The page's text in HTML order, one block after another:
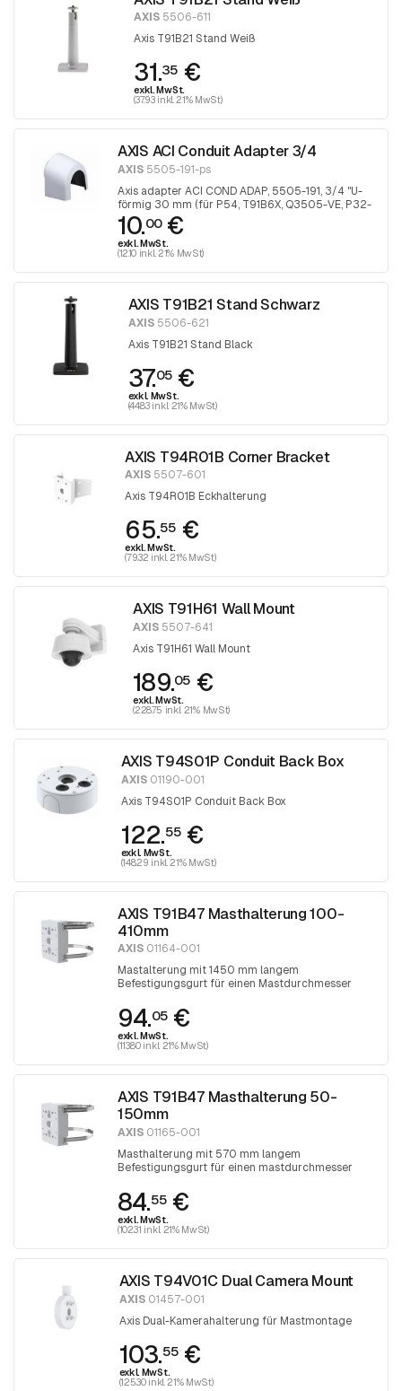
AXIS 5506-611
Axis T91B21 Stand Weiß
31.35 €
exkl. MwSt.
(37.93 inkl. 21% MwSt)
AXIS ACI Conduit Adapter 3/4
AXIS 5505-191-ps
Axis adapter ACI COND ADAP, 5505-191, 3/4 "U-
förmig 30 mm (für P54, T91B6X, Q3505-VE, P32-
VE), 1 Stück
10.00€
exkl. MwSt.
(12.10 inkl. 21% MwSt)
AXIS T91B21 Stand Schwarz
AXIS5506-621
Axis T91B21 Stand Black
37.05€
exkl. MwSt.
(44.83 inkl. 21% MwSt)
AXIS T94R01B Corner Bracket
AXIS 5507-601
Axis T94R01B Eckhalterung
65.55 €
exkl. MwSt.
(79.32 inkl. 21% MwSt)
AXIS T91H61 Wall Mount
AXIS 5507-641
Axis T91H61 Wall Mount
189.05 €
exkl. MwSt.
(228.75 inkl. 21% MwSt)
AXIS T94S01P Conduit Back Box
AXIS01190-001
Axis T94S01P Conduit Back Box
122.55 €
exkl. MwSt.
(148.29 inkl. 21% MwSt)
AXIS T91B47 Masthalterung 100-
410mm
AXIS 01164-001
Mastalterung mit 1450 mm langem
Befestigungsgurt für einen Mastdurchmesser
einem Torx 30-Schraubendreher festgezogen
94.05 €
exkl. MwSt.
(113.80 inkl. 21% MwSt)
AXIS T91B47 Masthalterung 50-
150mm
AXIS 01165-001
Masthalterung mit 570 mm langem
Befestigungsgurt für einen mastdurchmesser
einem Torx 30-Schraubendreher festgezogen
84.55 €
exkl. MwSt.
(102.31 inkl. 21% MwSt)
AXIS T94V01C Dual Camera Mount
AXIS01457-001
Axis Dual-Kamerahalterung für Mastmontage
103.55 €
exkl. MwSt.
(125.30 inkl. 21% MwSt)